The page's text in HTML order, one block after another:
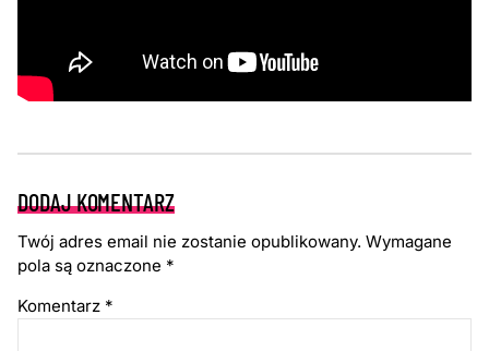
DODAJ KOMENTARZ
Twój adres email nie zostanie opublikowany. Wymagane
pola są oznaczone *
Komentarz *